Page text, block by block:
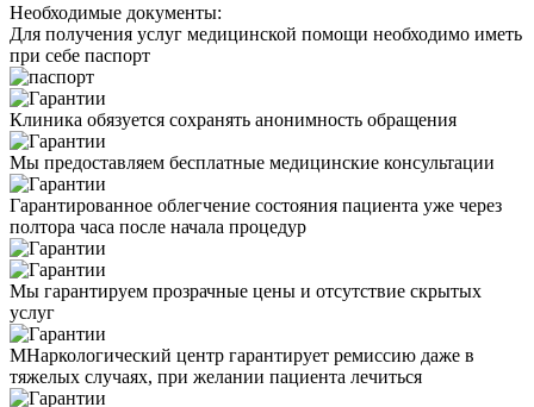
Необходимые документы:
Для получения услуг медицинской помощи необходимо иметь
при себе паспорт
Клиника обязуется сохранять анонимность обращения
Мы предоставляем бесплатные медицинские консультации
Гарантированное облегчение состояния пациента уже через
полтора часа после начала процедур
Мы гарантируем прозрачные цены и отсутствие скрытых
услуг
МНаркологический центр гарантирует ремиссию даже в
тяжелых случаях, при желании пациента лечиться